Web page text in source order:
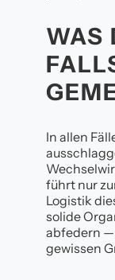
WAS
In allen
führt nur
Logistik
solide
abfedern —
gewissen